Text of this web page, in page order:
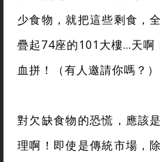
少食物，就把這些剩食，
疊起74座的101大樓…天啊
血拼！（有人邀請你嗎？）
對欠缺食物的恐慌，應該
理啊！即使是傳統市場，